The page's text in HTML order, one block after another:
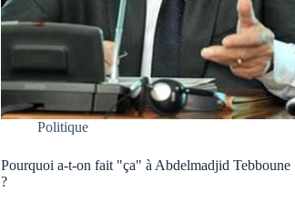
Politique
Pourquoi a-t-on fait "ça" à Abdelmadjid Tebboune
?